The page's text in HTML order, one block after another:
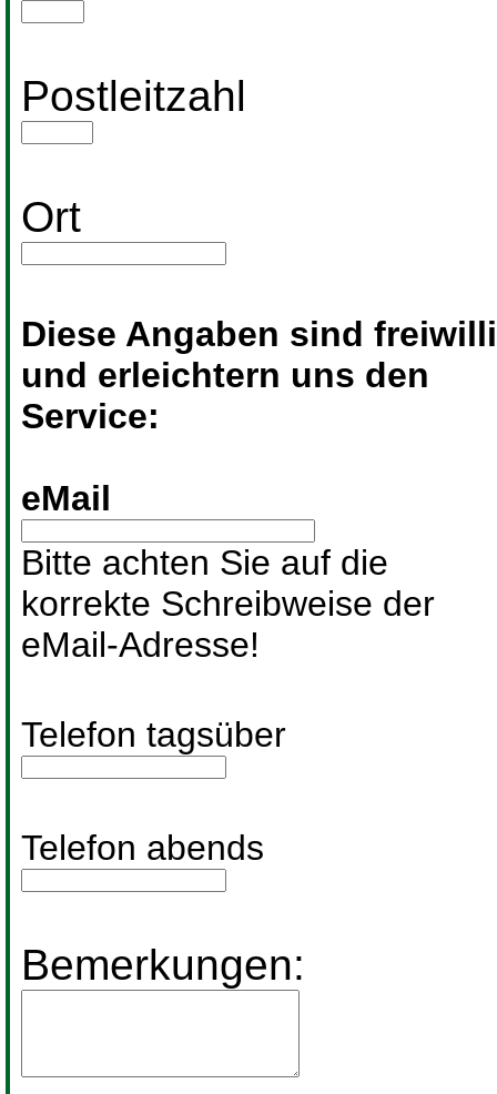
Postleitzahl
Ort
Diese Angaben sind
und erleichtern uns den
Service:
eMail
Bitte achten Sie auf die
korrekte Schreibweise der
eMail-Adresse!
Telefon tagsüber
Telefon abends
Bemerkungen: